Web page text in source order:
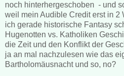
noch hinterhergeschoben - und
weil mein Audible Credit erst in 2
ich gerade historische Fantasy
Hugenotten vs. Katholiken
die Zeit und den Konflikt der
ja an mal nachzulesen wie das
Bartholomäusnacht und so, no?